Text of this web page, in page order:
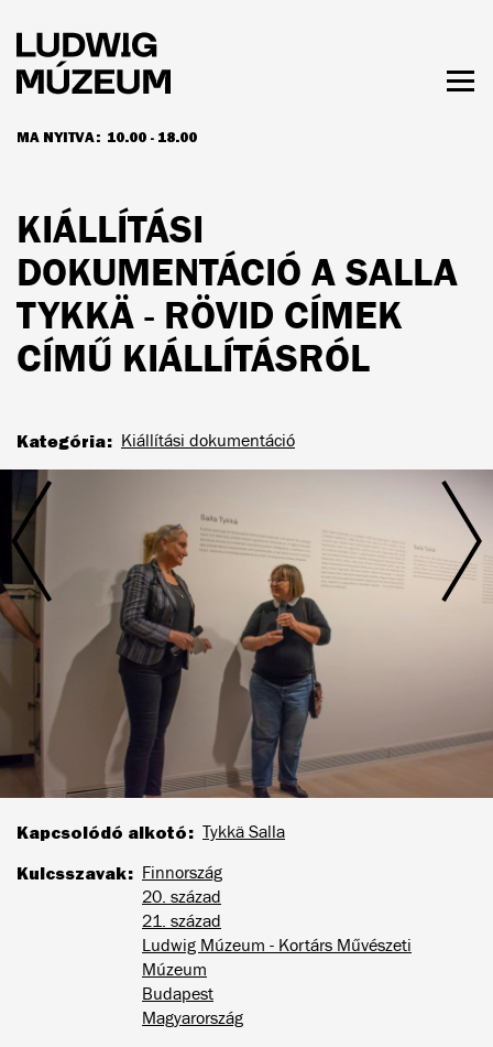
tartalomra
MA NYITVA: 10.00 - 18.00
NYITVATARTÁS ÉS JEGYÁRAK
KIÁLLÍTÁSI
DOKUMENTÁCIÓ A SALLA
TYKKÄ - RÖVID CÍMEK
CÍMŰ KIÁLLÍTÁSRÓL
Kategória Kiállítási dokumentáció
Kapcsolódó alkotó Tykkä Salla
Kulcsszavak
Finnország
20. század
21. század
Ludwig Múzeum - Kortárs Művészeti
Múzeum
Budapest
Magyarország